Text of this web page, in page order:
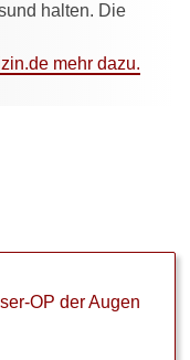
halten. Die
mehr dazu.
OP der Augen